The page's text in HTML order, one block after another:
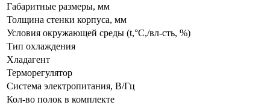
Габаритные размеры, мм
Толщина стенки корпуса, мм
Условия окружающей среды (t,°C,/вл-сть, %)
Тип охлаждения
Хладагент
Терморегулятор
Система электропитания, В/Гц
Кол-во полок в комплекте